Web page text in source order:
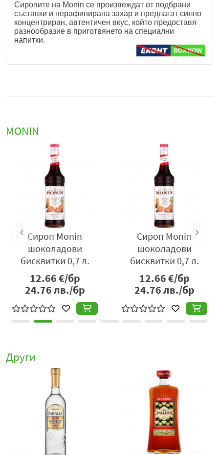
Сиропите на Monin се произвеждат от подбрани
съставки и нерафинирана захар и предлагат силно
концентриран, автентичен вкус, който предоставя
разнообразие в приготвянето на специални
напитки.
MONIN
Сироп Monin
шоколадови
0,7 л.
12.66€/бр
24.76лв./бр
Сироп Monin
шоколадови
бисквитки 0,7 л.
12.66€/бр
24.76лв./бр
Сироп
Други